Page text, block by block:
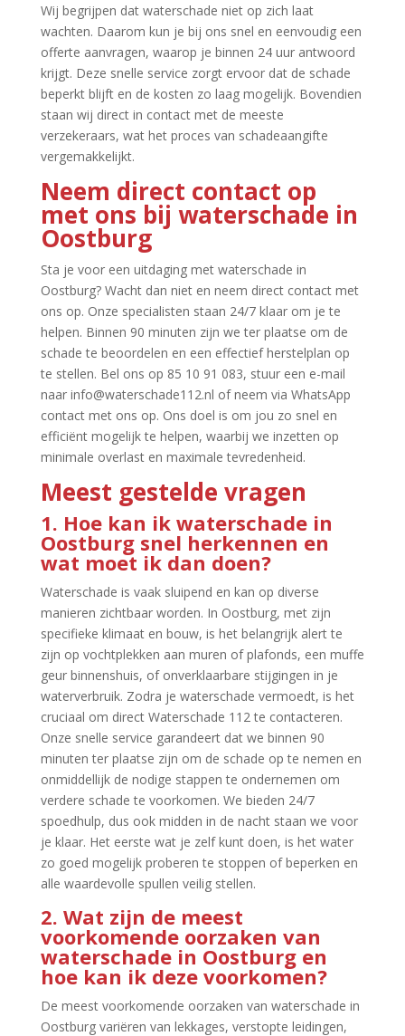
Wij begrijpen dat waterschade niet op zich laat
wachten.​ Daarom kun je bij ons snel en eenvoudig een
offerte aanvragen, waarop je binnen 24 uur antwoord
krijgt.​ Deze snelle service zorgt ervoor dat de schade
beperkt blijft en de kosten zo laag mogelijk.​ Bovendien
staan wij direct in contact met de meeste
verzekeraars, wat het proces van schadeaangifte
vergemakkelijkt.​
Neem direct contact op
met ons bij waterschade in
Oostburg
Sta je voor een uitdaging met waterschade in
Oostburg? Wacht dan niet en neem direct contact met
ons op.​ Onze specialisten staan 24/7 klaar om je te
helpen.​ Binnen 90 minuten zijn we ter plaatse om de
schade te beoordelen en een effectief herstelplan op
te stellen.​ Bel ons op 85 10 91 083, stuur een e-mail
naar info@waterschade112.​nl of neem via WhatsApp
contact met ons op.​ Ons doel is om jou zo snel en
efficiënt mogelijk te helpen, waarbij we inzetten op
minimale overlast en maximale tevredenheid.​
Meest gestelde vragen
1.​ Hoe kan ik waterschade in
Oostburg snel herkennen en
wat moet ik dan doen?
Waterschade is vaak sluipend en kan op diverse
manieren zichtbaar worden.​ In Oostburg, met zijn
specifieke klimaat en bouw, is het belangrijk alert te
zijn op vochtplekken aan muren of plafonds, een muffe
geur binnenshuis, of onverklaarbare stijgingen in je
waterverbruik.​ Zodra je waterschade vermoedt, is het
cruciaal om direct Waterschade 112 te contacteren.​
Onze snelle service garandeert dat we binnen 90
minuten ter plaatse zijn om de schade op te nemen en
onmiddellijk de nodige stappen te ondernemen om
verdere schade te voorkomen.​ We bieden 24/7
spoedhulp, dus ook midden in de nacht staan we voor
je klaar.​ Het eerste wat je zelf kunt doen, is het water
zo goed mogelijk proberen te stoppen of beperken en
alle waardevolle spullen veilig stellen.​
2.​ Wat zijn de meest
voorkomende oorzaken van
waterschade in Oostburg en
hoe kan ik deze voorkomen?
De meest voorkomende oorzaken van waterschade in
Oostburg variëren van lekkages, verstopte leidingen,